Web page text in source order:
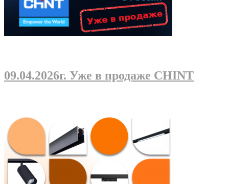
09.04.2026г. Уже в продаже CHINT